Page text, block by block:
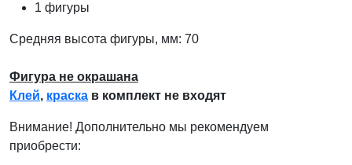
1 фигуры
Средняя высота фигуры, мм: 70
Фигура не окрашана
Клей, краска в комплект не входят
Внимание! Дополнительно мы рекомендуем
приобрести: